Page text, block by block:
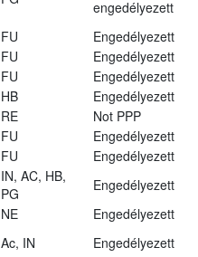
engedélyezett
FU
Engedélyezett
FU
Engedélyezett
FU
Engedélyezett
HB
Engedélyezett
RE
Not PPP
FU
Engedélyezett
FU
Engedélyezett
IN, AC, HB,
PG
Engedélyezett
NE
Engedélyezett
Ac, IN
Engedélyezett